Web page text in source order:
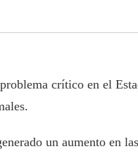
crítico en el
un aumento en